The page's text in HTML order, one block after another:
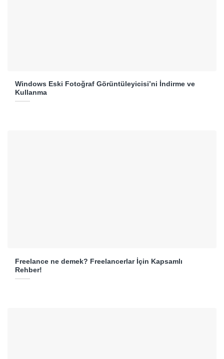
Windows Eski Fotoğraf Görüntüleyicisi’ni İndirme ve
Kullanma
Freelance ne demek? Freelancerlar İçin Kapsamlı
Rehber!